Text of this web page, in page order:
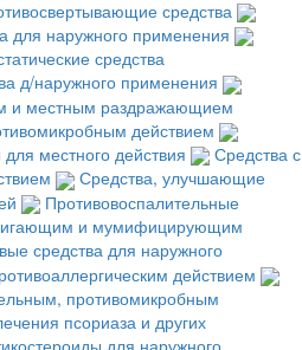
средства
для наружного применения
средства
д/наружного применения
и местным раздражающием
действием
местного действия
Средства с
Средства, улучшающие
Противовоспалительные
и мумифицирующим
средства для наружного
действием
противомикробным
псориаза и других